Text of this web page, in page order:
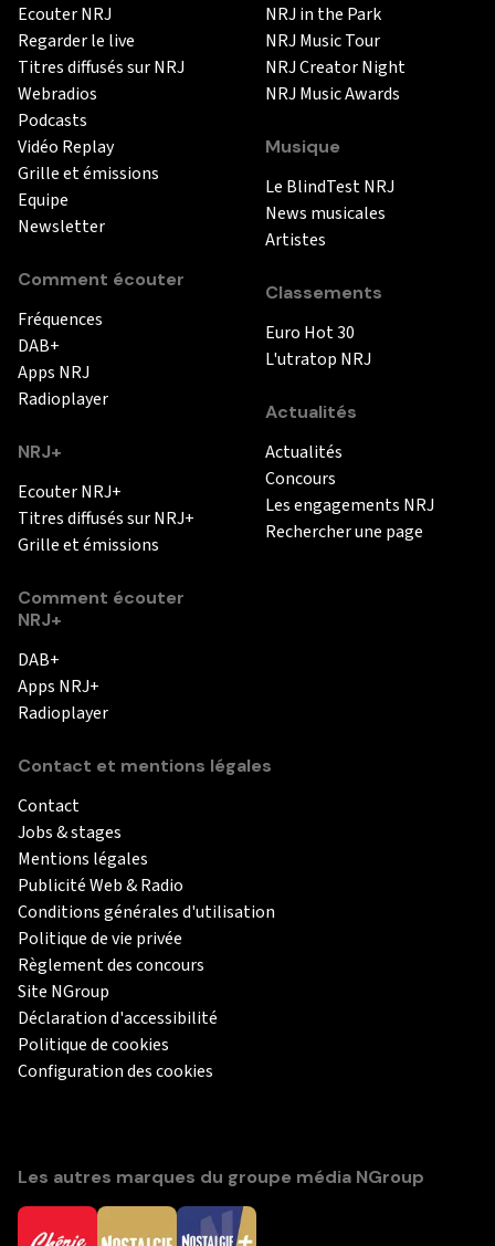
Ecouter NRJ
Regarder le live
Titres diffusés sur NRJ
Webradios
Podcasts
Vidéo Replay
Grille et émissions
Equipe
Newsletter
Comment écouter
Fréquences
DAB+
Apps NRJ
Radioplayer
NRJ+
Ecouter NRJ+
Titres diffusés sur NRJ+
Grille et émissions
Comment écouter
NRJ+
DAB+
Apps NRJ+
Radioplayer
NRJ in the Park
NRJ Music Tour
NRJ Creator Night
NRJ Music Awards
Musique
Le BlindTest NRJ
News musicales
Artistes
Classements
Euro Hot 30
L'utratop NRJ
Actualités
Actualités
Concours
Les engagements NRJ
Rechercher une page
Contact et mentions légales
Contact
Jobs & stages
Mentions légales
Publicité Web & Radio
Conditions générales d'utilisation
Politique de vie privée
Règlement des concours
Site NGroup
Déclaration d'accessibilité
Politique de cookies
Configuration des cookies
Les autres marques du groupe média NGroup